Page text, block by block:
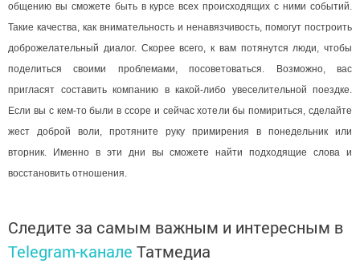
общению вы сможете быть в курсе всех происходящих с ними событий.
Такие качества, как внимательность и ненавязчивость, помогут построить
доброжелательный диалог. Скорее всего, к вам потянутся люди, чтобы
поделиться своими проблемами, посоветоваться. Возможно, вас
пригласят составить компанию в какой-либо увеселительной поездке.
Если вы с кем-то были в ссоре и сейчас хотели бы помириться, сделайте
жест доброй воли, протяните руку примирения в понедельник или
вторник. Именно в эти дни вы сможете найти подходящие слова и
восстановить отношения.
Следите за самым важным и интересным в
Telegram-канале Татмедиа